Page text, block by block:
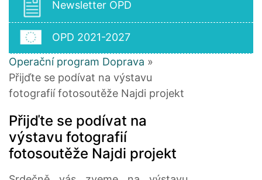
Newsletter OPD
OPD 2021-2027
Operační program Doprava »
Přijďte se podívat na výstavu
fotografií fotosoutěže Najdi projekt
Přijďte se podívat na
výstavu fotografií
fotosoutěže Najdi projekt